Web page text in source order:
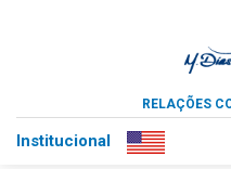
RELAÇÕES
Institucional